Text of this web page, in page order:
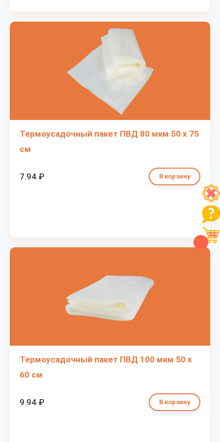
Термоусадочный пакет ПВД 80 мкм 50 х 75
см
7.94 ₽ В корзину
Термоусадочный пакет ПВД 100 мкм 50 х
60 см
9.94 ₽ В корзину